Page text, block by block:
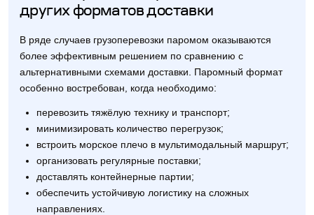
других форматов доставки
В ряде случаев грузоперевозки паромом оказываются
более эффективным решением по сравнению с
альтернативными схемами доставки. Паромный формат
особенно востребован, когда необходимо:
перевозить тяжёлую технику и транспорт;
минимизировать количество перегрузок;
встроить морское плечо в мультимодальный маршрут;
организовать регулярные поставки;
доставлять контейнерные партии;
обеспечить устойчивую логистику на сложных
направлениях.